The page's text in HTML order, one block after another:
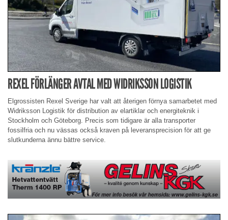
REXEL FÖRLÄNGER AVTAL MED WIDRIKSSON LOGISTIK
Elgrossisten Rexel Sverige har valt att återigen förnya samarbetet med
Widriksson Logistik för distribution av elartiklar och energiteknik i
Stockholm och Göteborg. Precis som tidigare är alla transporter
fossilfria och nu vässas också kraven på leveransprecision för att ge
slutkunderna ännu bättre service.